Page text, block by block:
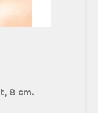
8 cm.